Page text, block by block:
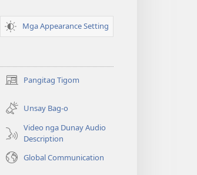
Mga Appearance Setting
Pangitag Tigom
(mo-
ug
ong
window)
Unsay Bag-o
Video nga Dunay Audio
Description
Global Communication